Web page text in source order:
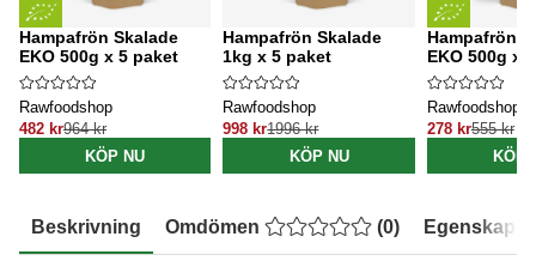
Hampafrön Skalade
EKO 500g x 5 paket
Rawfoodshop
482 kr964 kr
KÖP NU
Hampafrön Skalade
1kg x 5 paket
Rawfoodshop
998 kr1996 kr
KÖP NU
Hampafrön
EKO 500g x
Rawfoodshop
278 kr555 kr
KÖP
Beskrivning Omdömen (0) Egenskaper